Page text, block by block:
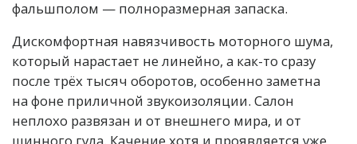
фальшполом — полноразмерная запаска.
Дискомфортная навязчивость моторного шума,
который нарастает не линейно, а как-то сразу
после трёх тысяч оборотов, особенно заметна
на фоне приличной звукоизоляции. Салон
неплохо развязан и от внешнего мира, и от
шинного гула. Качение хотя и проявляется уже